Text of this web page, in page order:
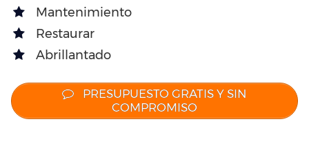
Mantenimiento
Restaurar
Abrillantado
PRESUPUESTO GRATIS Y SIN
COMPROMISO